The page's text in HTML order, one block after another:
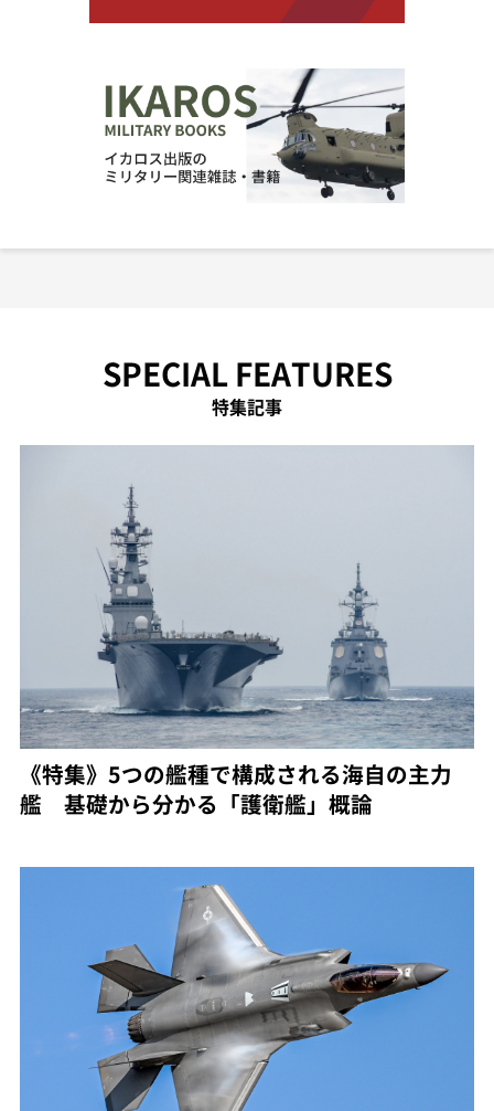
SPECIAL FEATURES
特集記事
《特集》5つの艦種で構成される海自の主力
艦 基礎から分かる「護衛艦」概論